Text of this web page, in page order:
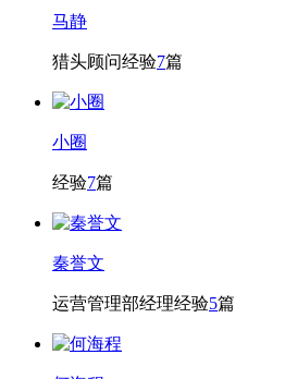
马静
猎头顾问经验7篇
小圈
经验7篇
秦誉文
运营管理部经理经验5篇